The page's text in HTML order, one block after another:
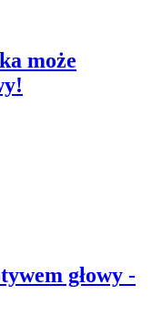
może
głowy -